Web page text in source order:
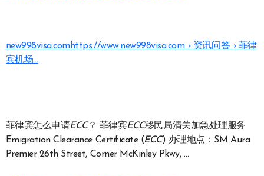
new998visa.comhttps://www.new998visa.com › 资讯问答 › 菲律
宾机场…
菲律宾怎么申请ECC？ 菲律宾ECC移民局清关加急处理服务
Emigration Clearance Certificate (ECC) 办理地点：SM Aura
Premier 26th Street, Corner McKinley Pkwy, …